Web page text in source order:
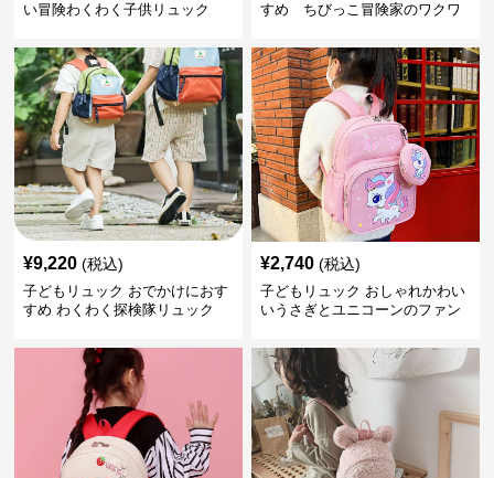
い冒険わくわく子供リュック
すめ ちびっこ冒険家のワクワ
¥9,220 (税込)
子どもリュック おでかけにおす
すめ わくわく探検隊リュック
¥2,740 (税込)
子どもリュック おしゃれかわい
いうさぎとユニコーンのファン